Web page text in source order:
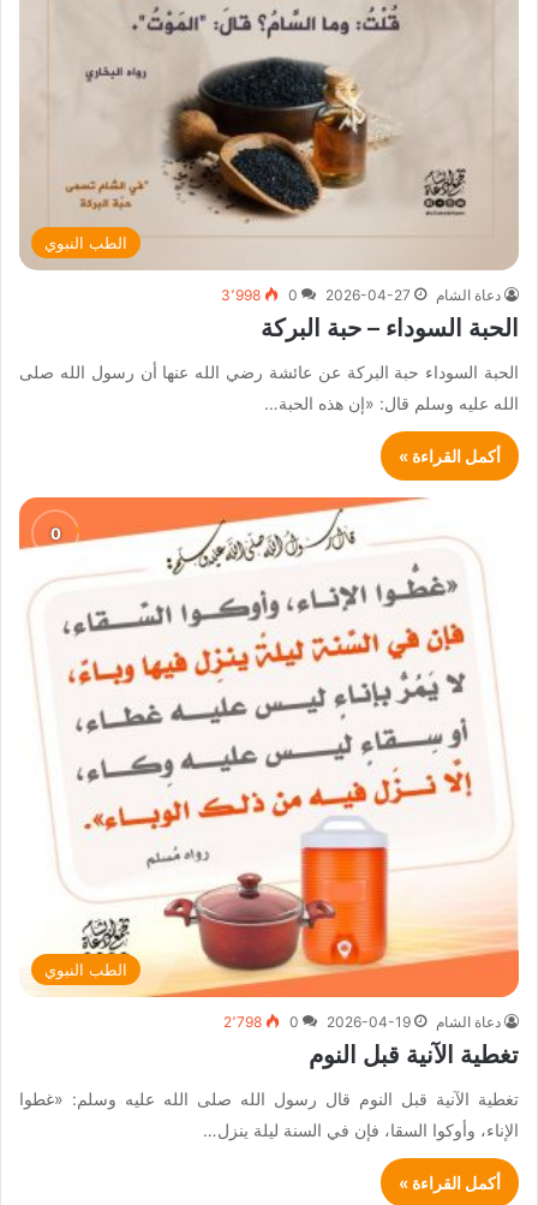
الطب النبوي
دعاة الشام 2026-04-27
0 3٬998
الحبة السوداء – حبة البركة
الحبة السوداء حبة البركة عن عائشة رضي الله عنها أن رسول الله صلى
الله عليه وسلم قال: «إن هذه الحبة…
أكمل القراءة »
الطب النبوي
دعاة الشام 2026-04-19
0 2٬798
تغطية الآنية قبل النوم
تغطية الآنية قبل النوم قال رسول الله صلى الله عليه وسلم: «غطوا
الإناء، وأوكوا السقا، فإن في السنة ليلة ينزل…
أكمل القراءة »